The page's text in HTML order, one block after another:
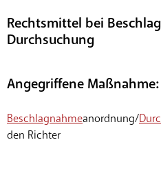
Rechtsmittel bei
Durchsuchung
Angegriffene Maßnahme:
Beschlagnahmeanordnung/
den Richter